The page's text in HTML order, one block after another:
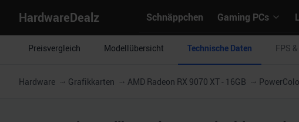
HardwareDealz Schnäppchen Gaming PCs
Preisvergleich Modellübersicht Technische Daten FPS
Hardware Grafikkarten AMD Radeon RX 9070 XT - 16GB